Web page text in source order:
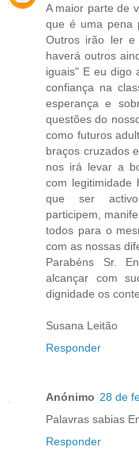
A maior parte de
que é uma pena
Outros irão ler
haverá outros
iguais" E eu digo
confiança na
esperança e
questões do
como futuros
braços cruzados
nos irá levar a
com legitimidade
que ser activo.
participem,
todos para o
com as nossas
Parabéns Sr.
alcançar com
dignidade os
Susana Leitão
Responder
Anónimo 28 de
Palavras sabias
Responder